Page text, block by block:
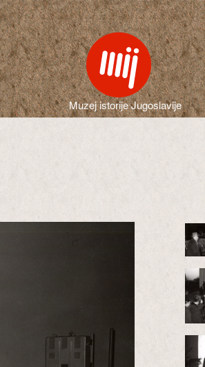
Muzej istorije Jugoslavije